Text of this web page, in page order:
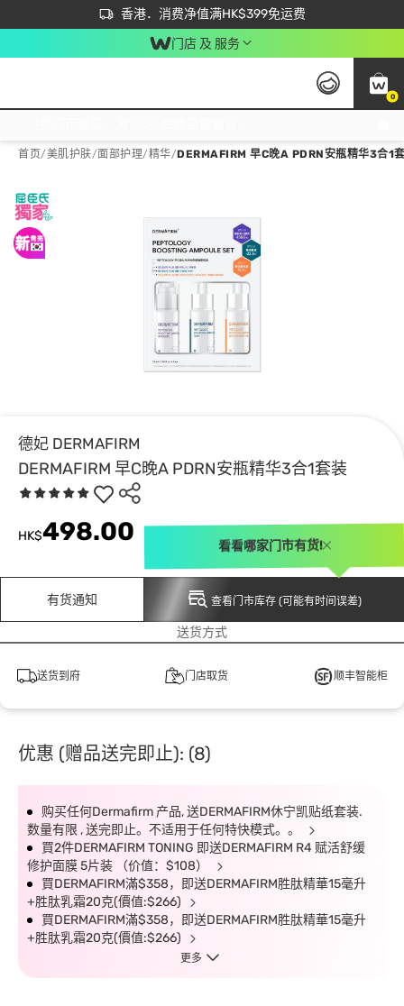
香港．消费净值满HK$399免运费
立即成为易赏钱会员尽享独家优惠
首次APP下单买满$450 输入 NEWAPP 即减$50
门店 及 服务
0
首页/美肌护肤/面部护理/精华/DERMAFIRM 早C晚A PDRN安瓶精华3合1
德妃 DERMAFIRM
DERMAFIRM 早C晚A PDRN安瓶精华3合1套装
HK$498.00
有货通知 查看门市库存 (可能有时间误差)
看看哪家门市有货!
送货方式
送货到府 门店取货 顺丰智能柜
优惠 (赠品送完即止): (8)
购买任何Dermafirm 产品, 送DERMAFIRM休宁凯贴纸套装.
数量有限 , 送完即止。不适用于任何特快模式。。
買2件DERMAFIRM TONING 即送DERMAFIRM R4 赋活舒缓
修护面膜 5片装 （价值：$108）
買DERMAFIRM滿$358，即送DERMAFIRM胜肽精華15毫升
+胜肽乳霜20克(價值:$266)
買DERMAFIRM滿$358，即送DERMAFIRM胜肽精華15毫升
+胜肽乳霜20克(價值:$266)
更多